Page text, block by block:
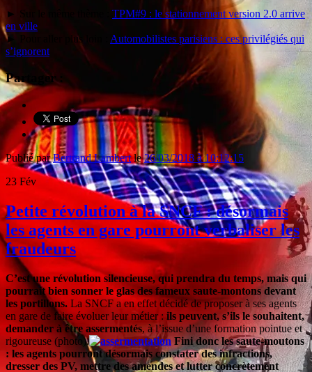
► Sur le même thème : TPM#9 : le stationnement version 2.0 arrive
en ville
► Pour aller plus loin : Automobilistes parisiens : ces privilégiés qui
s’ignorent
Partager :
Publié parBertrand Lambertle26/03/2018 à 10:12:15
23 Fév
Petite révolution à la SNCF : désormais
les agents en gare pourront verbaliser les
fraudeurs
C’est une révolution silencieuse, qui prendra du temps, mais qui
pourrait bien sonner le glas des fameux saute-montons devant
les portillons. La SNCF a en effet décidé de proposer à ses agents
en gare de faire évoluer leur métier : ils peuvent, s’ils le souhaitent,
demander à être assermentés, à l’issue d’une formation pointue et
rigoureuse (photo).
Fini donc les saute-moutons
: les agents pourront désormais constater des infractions,
dresser des PV, mettre des amendes et lutter concrètement